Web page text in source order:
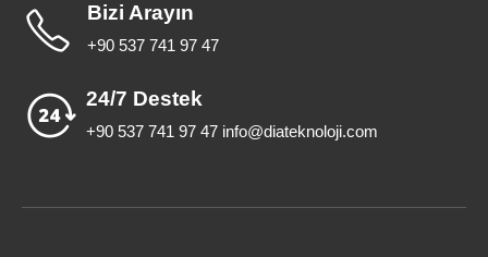
Bizi Arayın
+90 537 741 97 47
24/7 Destek
+90 537 741 97 47 info@diateknoloji.com